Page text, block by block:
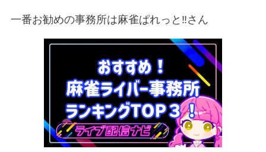
一番お勧めの事務所は麻雀ぱれっと‼︎さん